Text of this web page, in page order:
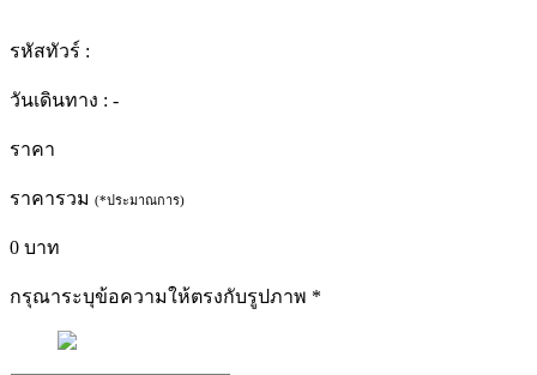
รหัสทัวร์ :
วันเดินทาง : -
ราคา
ราคารวม (*ประมาณการ)
0 บาท
กรุณาระบุข้อความให้ตรงกับรูปภาพ *